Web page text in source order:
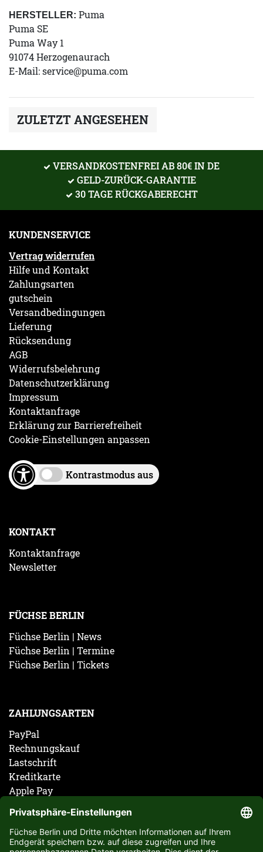
HERSTELLER: Puma
Puma SE
Puma Way 1
91074 Herzogenaurach
E-Mail:service@puma.com
ZULETZT ANGESEHEN
VERSANDKOSTENFREI AB 80€ IN DE
GELD-ZURÜCK-GARANTIE
30 TAGE RÜCKGABERECHT
KUNDENSERVICE
Vertrag widerrufen
Hilfe und Kontakt
Zahlungsarten
gutschein
Versandbedingungen
Lieferung
Rücksendung
AGB
Widerrufsbelehrung
Datenschutzerklärung
Impressum
Kontaktanfrage
Erklärung zur Barrierefreiheit
Cookie-Einstellungen anpassen
Kontrastmodus aus
KONTAKT
Kontaktanfrage
Newsletter
FÜCHSE BERLIN
Füchse Berlin | News
Füchse Berlin | Termine
Füchse Berlin | Tickets
ZAHLUNGSARTEN
PayPal
Rechnungskauf
Lastschrift
Kreditkarte
Apple Pay
ABONNIERE JETZT DEN KOSTENLOSEN FÜCHSE